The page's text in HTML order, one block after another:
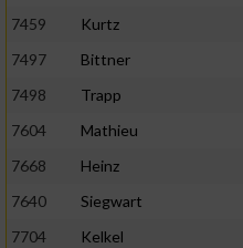
7459
Kurtz
7497
Bittner
7498
Trapp
7604
Mathieu
7668
Heinz
7640
Siegwart
7704
Kelkel